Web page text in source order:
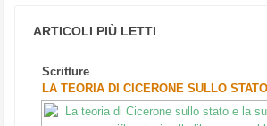
ARTICOLI PIÙ LETTI
Scritture
LA TEORIA DI CICERONE SULLO